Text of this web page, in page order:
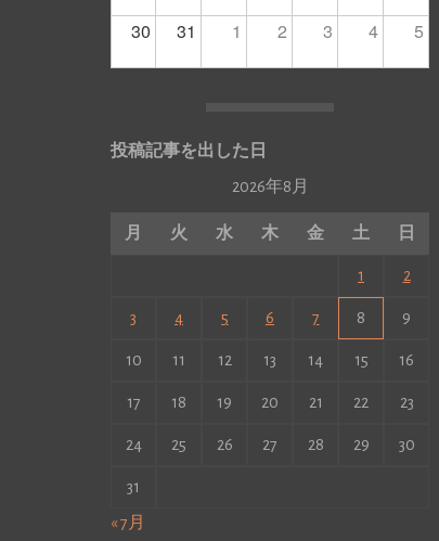
30 31 1 2 3 4 5
投稿記事を出した日
2026年8月
月 火 水 木 金 土 日
1 2
3 4 5 6 7 8 9
10 11 12 13 14 15 16
17 18 19 20 21 22 23
24 25 26 27 28 29 30
31
« 7月